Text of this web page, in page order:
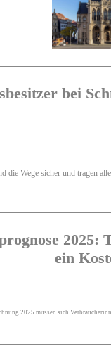
bei
die Wege sicher und tragen
2025:
ein
2025 müssen sich